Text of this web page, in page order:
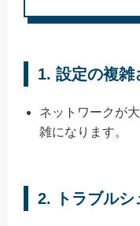
1. 設定の複雑
ネットワークが
雑になります。
2. トラブル